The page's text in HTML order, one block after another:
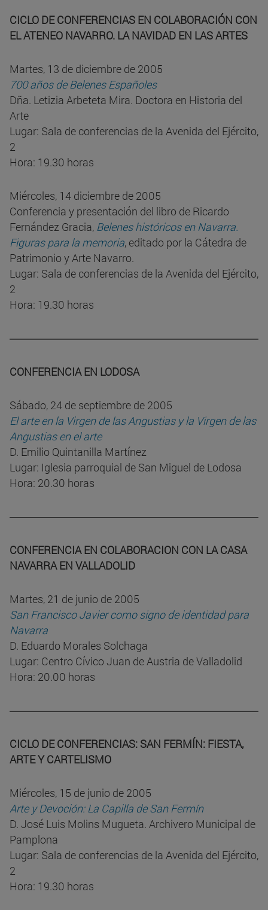
CICLO DE CONFERENCIAS EN COLABORACIÓN CON
EL ATENEO NAVARRO. LA NAVIDAD EN LAS ARTES
Martes, 13 de diciembre de 2005
700 años de Belenes Españoles
Dña. Letizia Arbeteta Mira. Doctora en Historia del
Arte
Lugar: Sala de conferencias de la Avenida del Ejército,
2
Hora: 19.30 horas
Miércoles, 14 diciembre de 2005
Conferencia y presentación del libro de Ricardo
Fernández Gracia, Belenes históricos en Navarra.
Figuras para la memoria, editado por la Cátedra de
Patrimonio y Arte Navarro.
Lugar: Sala de conferencias de la Avenida del Ejército,
2
Hora: 19.30 horas
CONFERENCIA EN LODOSA
Sábado, 24 de septiembre de 2005
El arte en la Virgen de las Angustias y la Virgen de las
Angustias en el arte
D. Emilio Quintanilla Martínez
Lugar: Iglesia parroquial de San Miguel de Lodosa
Hora: 20.30 horas
CONFERENCIA EN COLABORACION CON LA CASA
NAVARRA EN VALLADOLID
Martes, 21 de junio de 2005
San Francisco Javier como signo de identidad para
Navarra
D. Eduardo Morales Solchaga
Lugar: Centro Cívico Juan de Austria de Valladolid
Hora: 20.00 horas
CICLO DE CONFERENCIAS: SAN FERMÍN: FIESTA,
ARTE Y CARTELISMO
Miércoles, 15 de junio de 2005
Arte y Devoción: La Capilla de San Fermín
D. José Luis Molins Mugueta. Archivero Municipal de
Pamplona
Lugar: Sala de conferencias de la Avenida del Ejército,
2
Hora: 19.30 horas